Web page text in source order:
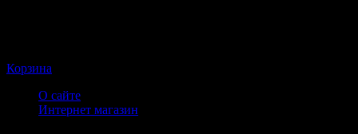
Корзина
О сайте
Интернет магазин